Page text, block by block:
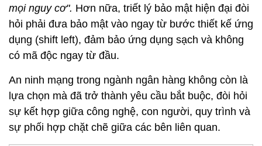
mọi nguy cơ". Hơn nữa, triết lý bảo mật hiện đại đòi
hỏi phải đưa bảo mật vào ngay từ bước thiết kế ứng
dụng (shift left), đảm bảo ứng dụng sạch và không
có mã độc ngay từ đầu.
An ninh mạng trong ngành ngân hàng không còn là
lựa chọn mà đã trở thành yêu cầu bắt buộc, đòi hỏi
sự kết hợp giữa công nghệ, con người, quy trình và
sự phối hợp chặt chẽ giữa các bên liên quan.